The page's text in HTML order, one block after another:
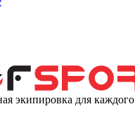
экипировка для каждого